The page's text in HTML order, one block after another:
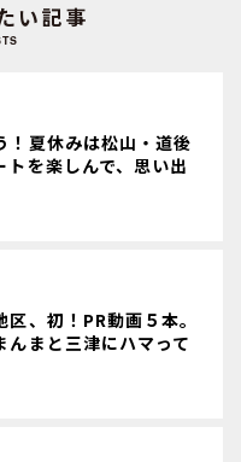
い記事
！夏休みは松山・道後
トを楽しんで、思い出
、初！PR動画５本。
んまと三津にハマって